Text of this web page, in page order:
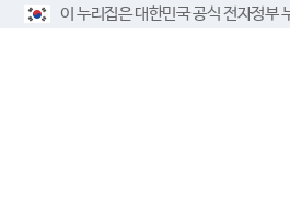
이 누리집은 대한민국 공식 전자정부